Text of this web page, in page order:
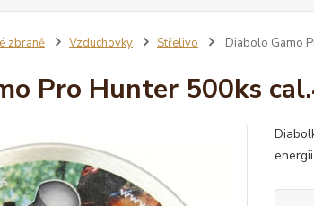
zbraně Vzduchovky Střelivo Diabolo Gamo
Pro Hunter 500ks